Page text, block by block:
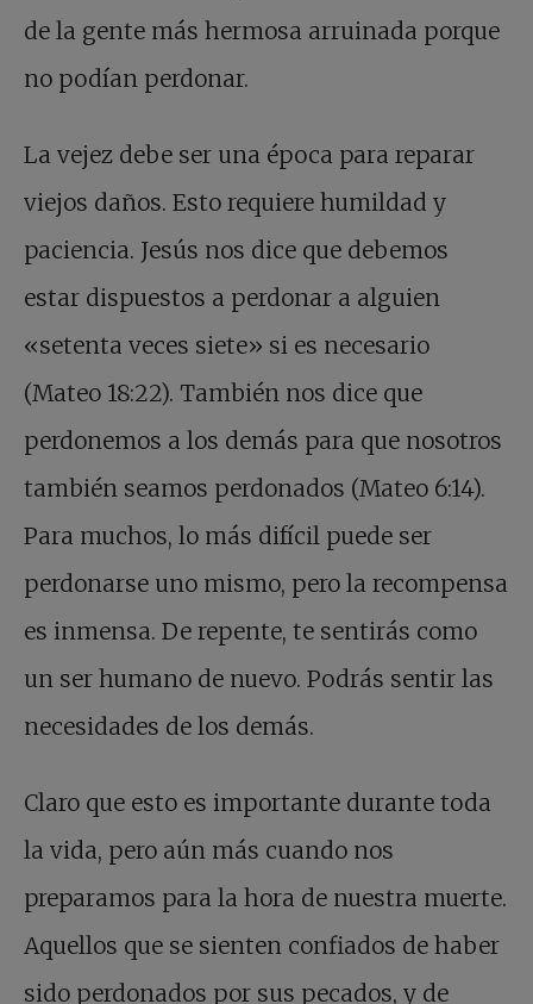
de la gente más hermosa arruinada porque
no podían perdonar.
La vejez debe ser una época para reparar
viejos daños. Esto requiere humildad y
paciencia. Jesús nos dice que debemos
estar dispuestos a perdonar a alguien
«setenta veces siete» si es necesario
(Mateo 18:22). También nos dice que
perdonemos a los demás para que nosotros
también seamos perdonados (Mateo 6:14).
Para muchos, lo más difícil puede ser
perdonarse uno mismo, pero la recompensa
es inmensa. De repente, te sentirás como
un ser humano de nuevo. Podrás sentir las
necesidades de los demás.
Claro que esto es importante durante toda
la vida, pero aún más cuando nos
preparamos para la hora de nuestra muerte.
Aquellos que se sienten confiados de haber
sido perdonados por sus pecados, y de